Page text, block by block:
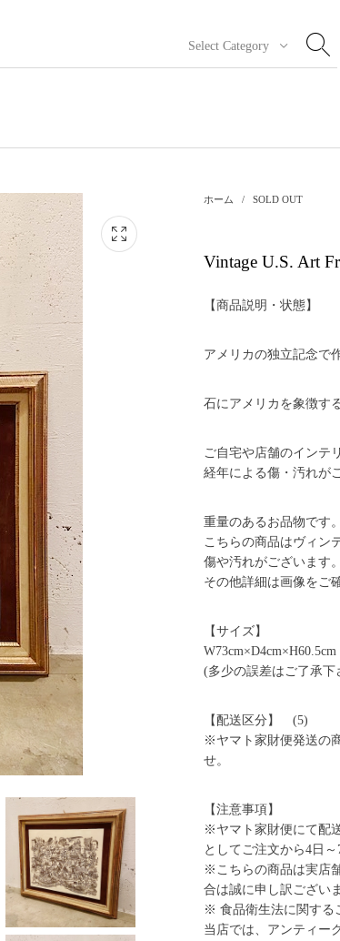
Select Category
ホーム / SOLD OUT
Vintage U.S. Art
【商品説明・状態】
アメリカの独立記念で
石にアメリカを象徴す
ご自宅や店舗のインテ
経年による傷・汚れが
重量のあるお品物です。
こちらの商品はヴィン
傷や汚れがございます。
その他詳細は画像をご
【サイズ】
W73cm×D4cm×H60.5cm
(多少の誤差はご了承下
【配送区分】 (5)
※ヤマト家財便発送の
せ。
【注意事項】
※ヤマト家財便にて配
としてご注文から4日～
※こちらの商品は実店
合は誠に申し訳ござい
※ 食品衛生法に関する
当店では、アンティー